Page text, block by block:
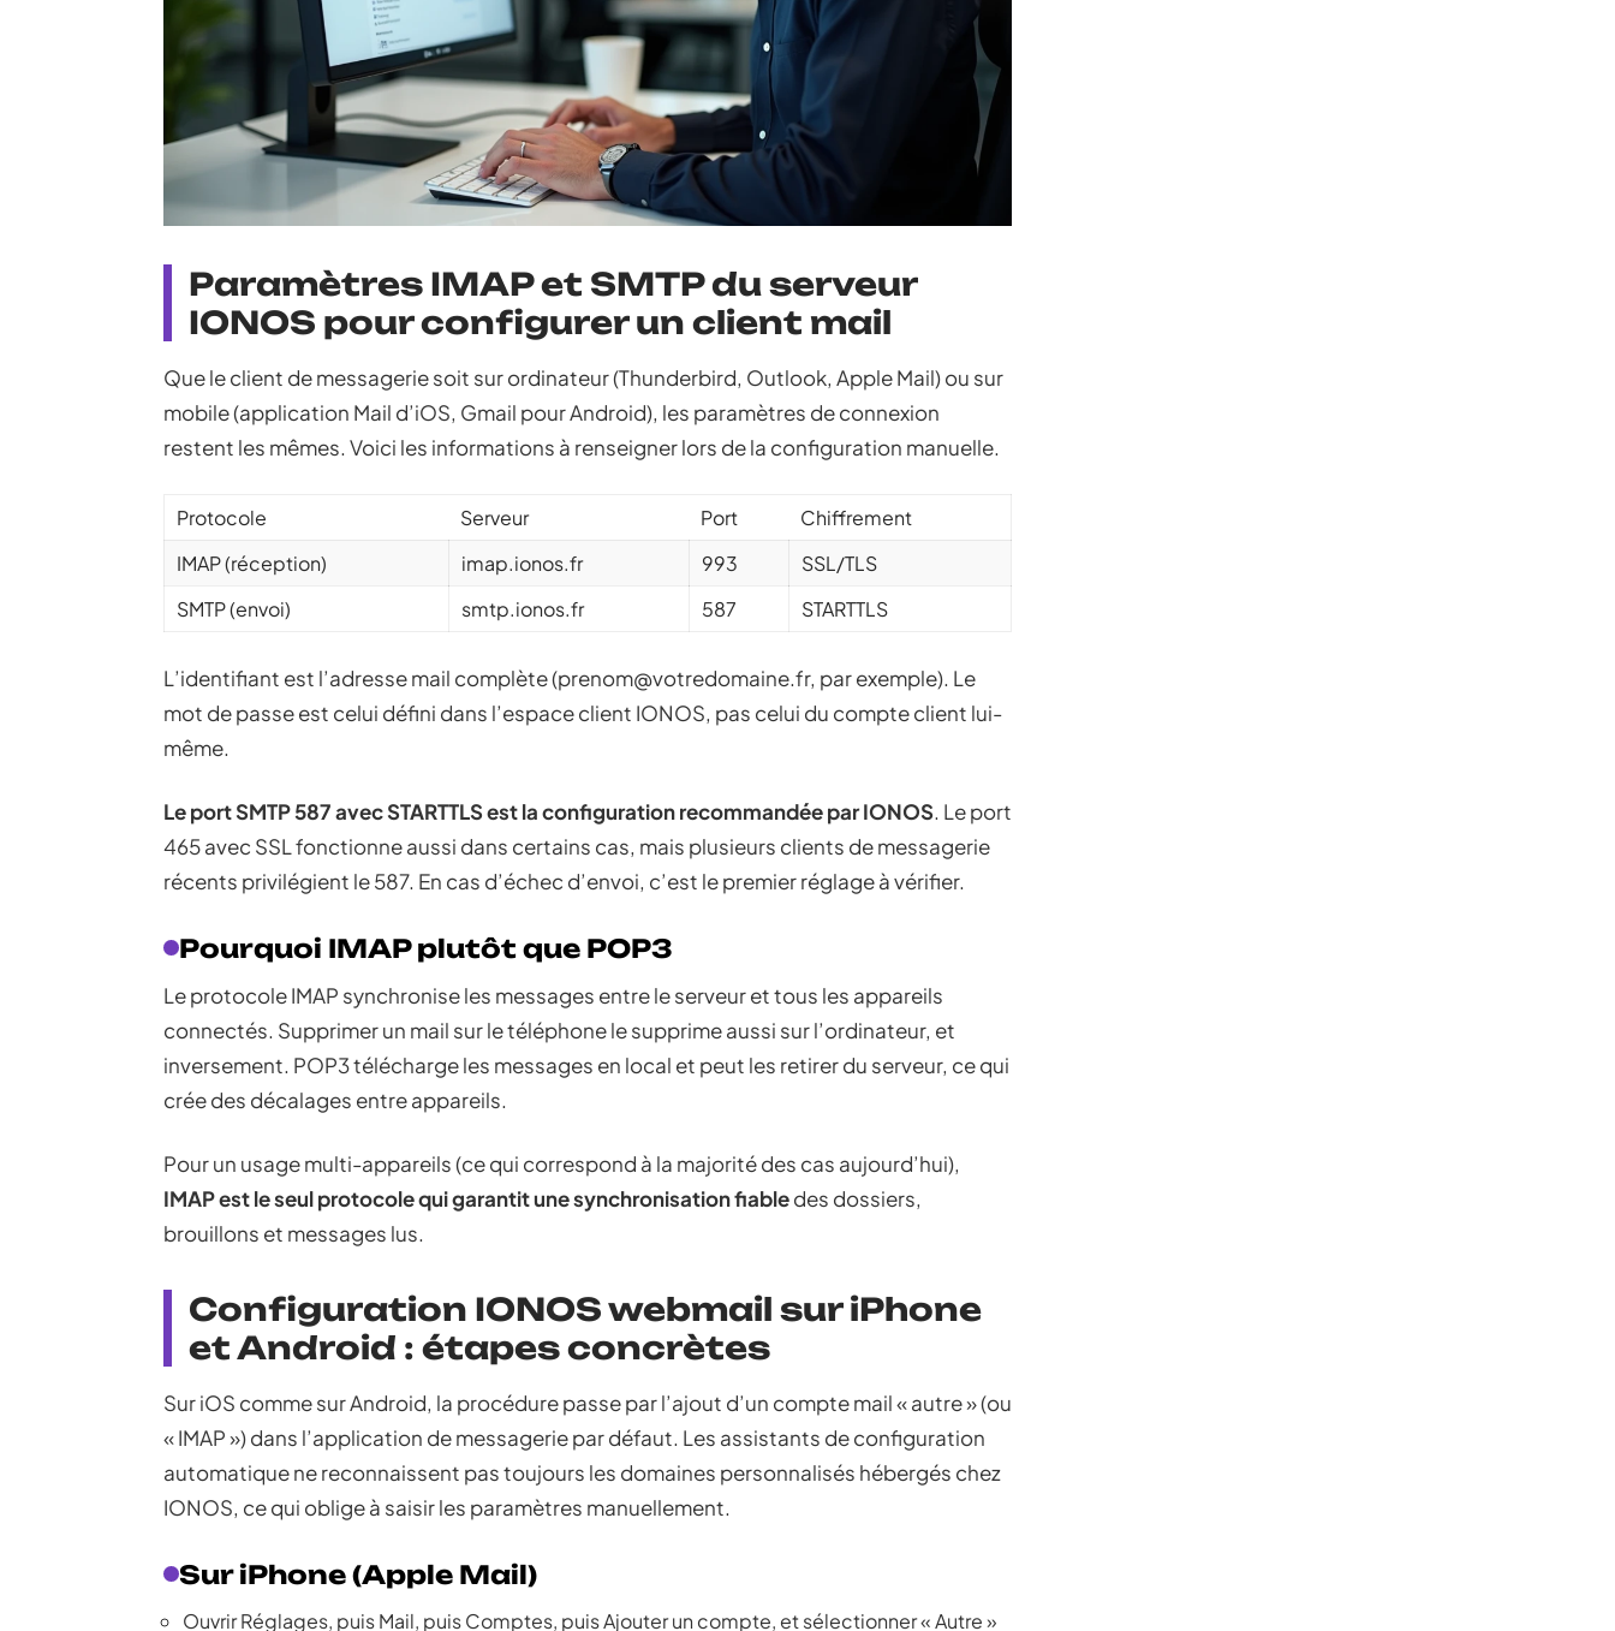
Paramètres IMAP et SMTP du serveur
IONOS pour configurer un client mail
Que le client de messagerie soit sur ordinateur (Thunderbird, Outlook, Apple Mail) ou sur
mobile (application Mail d’iOS, Gmail pour Android), les paramètres de connexion
restent les mêmes. Voici les informations à renseigner lors de la configuration manuelle.
Protocole Serveur Port
Chiffrement
IMAP (réception)
imap.ionos.fr 993
SSL/TLS
SMTP (envoi)
smtp.ionos.fr 587 STARTTLS
L’identifiant est l’adresse mail complète (prenom@votredomaine.fr, par exemple). Le
mot de passe est celui défini dans l’espace client IONOS, pas celui du compte client lui-
même.
Le port SMTP 587 avec STARTTLS est la configuration recommandée par IONOS. Le port
465 avec SSL fonctionne aussi dans certains cas, mais plusieurs clients de messagerie
récents privilégient le 587. En cas d’échec d’envoi, c’est le premier réglage à vérifier.
Pourquoi IMAP plutôt que POP3
Le protocole IMAP synchronise les messages entre le serveur et tous les appareils
connectés. Supprimer un mail sur le téléphone le supprime aussi sur l’ordinateur, et
inversement. POP3 télécharge les messages en local et peut les retirer du serveur, ce qui
crée des décalages entre appareils.
Pour un usage multi-appareils (ce qui correspond à la majorité des cas aujourd’hui),
IMAP est le seul protocole qui garantit une synchronisation fiabledes dossiers,
brouillons et messages lus.
Configuration IONOS webmail sur iPhone
et Android : étapes concrètes
Sur iOS comme sur Android, la procédure passe par l’ajout d’un compte mail « autre » (ou
« IMAP ») dans l’application de messagerie par défaut. Les assistants de configuration
automatique ne reconnaissent pas toujours les domaines personnalisés hébergés chez
IONOS, ce qui oblige à saisir les paramètres manuellement.
Sur iPhone (Apple Mail)
Ouvrir Réglages, puis Mail, puis Comptes, puis Ajouter un compte, et sélectionner « Autre »